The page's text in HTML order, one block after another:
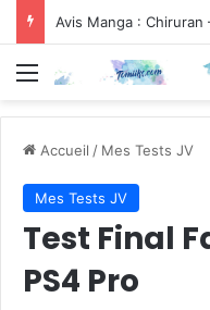
Avis Manga : Chiruran
Menu
Accueil / Mes Tests JV
Mes Tests JV
Test Final
PS4 Pro